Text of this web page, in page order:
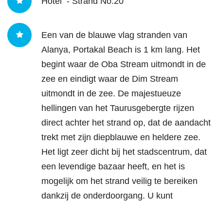
Een van de blauwe vlag stranden van
Alanya, Portakal Beach is 1 km lang. Het
begint waar de Oba Stream uitmondt in de
zee en eindigt waar de Dim Stream
uitmondt in de zee. De majestueuze
hellingen van het Taurusgebergte rijzen
direct achter het strand op, dat de aandacht
trekt met zijn diepblauwe en heldere zee.
Het ligt zeer dicht bij het stadscentrum, dat
een levendige bazaar heeft, en het is
mogelijk om het strand veilig te bereiken
dankzij de onderdoorgang. U kunt